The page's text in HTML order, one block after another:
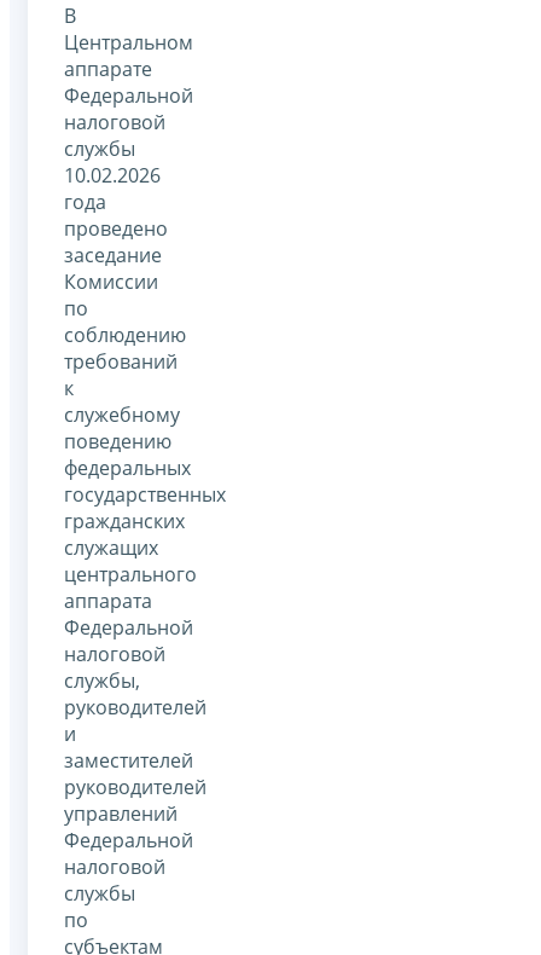
В
Центральном
аппарате
Федеральной
налоговой
службы
10.02.2026
года
проведено
заседание
Комиссии
по
соблюдению
требований
к
служебному
поведению
федеральных
государственных
гражданских
служащих
центрального
аппарата
Федеральной
налоговой
службы,
руководителей
и
заместителей
руководителей
управлений
Федеральной
налоговой
службы
по
субъектам